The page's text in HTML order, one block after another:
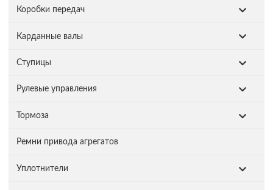
Коробки передач
Карданные валы
Ступицы
Рулевые управления
Тормоза
Ремни привода агрегатов
Уплотнители